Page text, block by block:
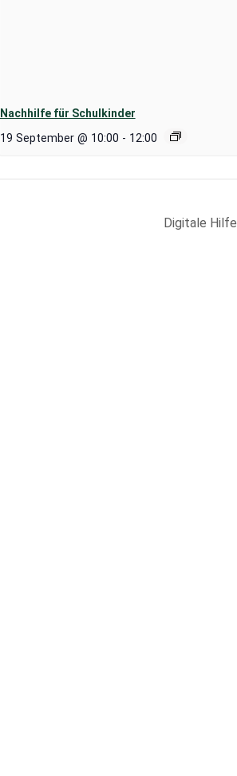
Nachhilfe für Schulkinder
19 September @ 10:00 - 12:00
Digitale Hilfe